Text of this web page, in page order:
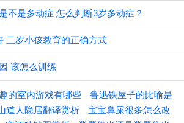
不是多动症 怎么判断3岁多动症？
三岁小孩教育的正确方式
该怎么训练
的室内游戏有哪些
鲁迅铁屋子的比喻是
道人隐居翻译赏析
宝宝鼻屎很多怎么改